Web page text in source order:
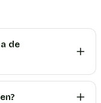
de